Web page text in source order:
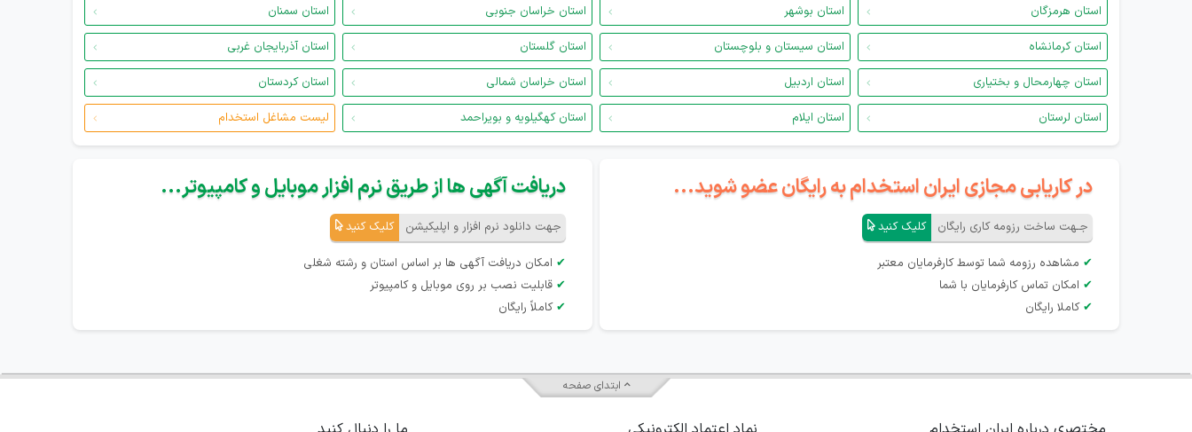
استان هرمزگان
استان بوشهر استان خراسان جنوبی
استان سمنان
استان کرمانشاه
استان سیستان و بلوچستان استان گلستان
استان آذربایجان غربی
استان چهارمحال و بختیاری
استان اردبیل استان خراسان شمالی
استان کردستان
استان لرستان
استان ایلام استان کهگیلویه و بویراحمد لیست مشاغل استخدام
در کاریابی مجازی ایران استخدام به رایگان عضو شوید...
جـهت ساخت رزومه کاری رایگان کلیک کنید
✔ مشاهده رزومه شما توسط کارفرمایان معتبر
✔ امکان تماس کارفرمایان با شما
✔ کاملا رایگان
دریافت آگهی ها از طریق نرم افزار موبایل و کامپیوتر...
جهت دانلود نرم افزار و اپلیکیشن کلیک کنید
✔ امکان دریافت آگهی ها بر اساس استان و رشته شغلی
✔ قابلیت نصب بر روی موبایل و کامپیوتر
✔ کاملاً رایگان
ابتدای صفحه